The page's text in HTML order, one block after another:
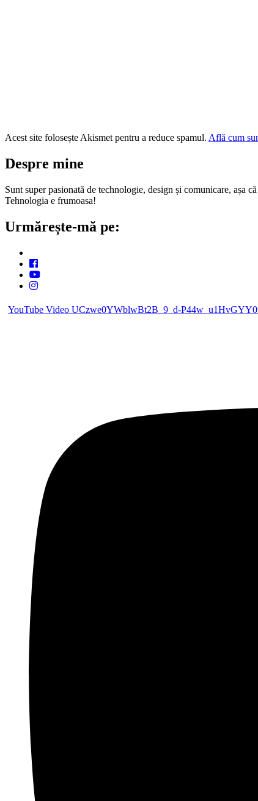
Acest site folosește Akismet pentru a reduce spamul. Află cum
Despre mine
Sunt super pasionată de technologie, design și comunicare, așa
Tehnologia e frumoasa!
Urmărește-mă pe:
YouTube Video UCzwe0YWblwBt2B_9_d-